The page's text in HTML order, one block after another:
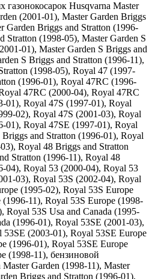
газонокосарок Husqvarna Master
(2001-01), Master Garden Briggs
Garden Briggs and Stratton (1996-
Stratton (1998-05), Master Garden S
01), Master Garden S Briggs and
S Briggs and Stratton (1996-11),
(1998-05), Royal 47 (1997-
(1996-01), Royal 47RC (1996-
47RC (2000-04), Royal 47RC
01), Royal 47S (1997-01), Royal
02), Royal 47S (2001-03), Royal
01), Royal 47SE (1997-01), Royal
and Stratton (1996-01), Royal
Royal 48 Briggs and Stratton
Stratton (1996-11), Royal 48
04), Royal 53 (2000-04), Royal 53
03), Royal 53S (2002-04), Royal
(1995-02), Royal 53S Europe
11), Royal 53S Europe (1998-
Royal 53S Usa and Canada (1995-
(1996-01), Royal 53SE (2001-03),
(2003-01), Royal 53SE Europe
(1996-01), Royal 53SE Europe
(1998-11), бензиновой
Garden (1998-11), Master
Briggs and Stratton (1996-01),